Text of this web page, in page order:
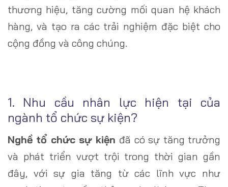
thương hiệu, tăng cường mối quan hệ khách
hàng, và tạo ra các trải nghiệm đặc biệt cho
cộng đồng và công chúng.
1. Nhu cầu nhân lực hiện tại của
ngành tổ chức sự kiện?
Nghề tổ chức sự kiện đã có sự tăng trưởng
và phát triển vượt trội trong thời gian gần
đây, với sự gia tăng từ các lĩnh vực như